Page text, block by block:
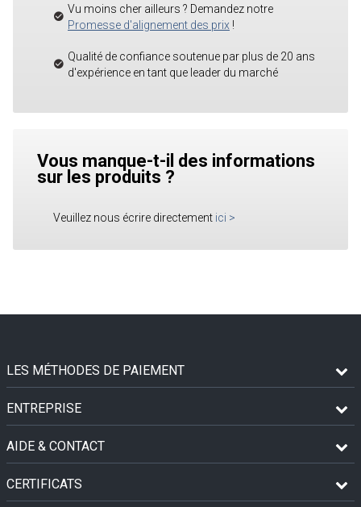
Vu moins cher ailleurs ? Demandez notre
Promesse d'alignement des prix !
Qualité de confiance soutenue par plus de 20 ans
d'expérience en tant que leader du marché
Vous manque-t-il des informations
sur les produits ?
Veuillez nous écrire directement ici >
LES MÉTHODES DE PAIEMENT
ENTREPRISE
AIDE & CONTACT
CERTIFICATS